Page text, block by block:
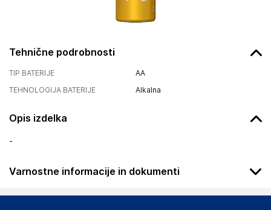
Tehnične podrobnosti
TIP BATERIJE
AA
TEHNOLOGIJA BATERIJE
Alkalna
Opis izdelka
-
Varnostne informacije in dokumenti
Podatki o proizvajalcu